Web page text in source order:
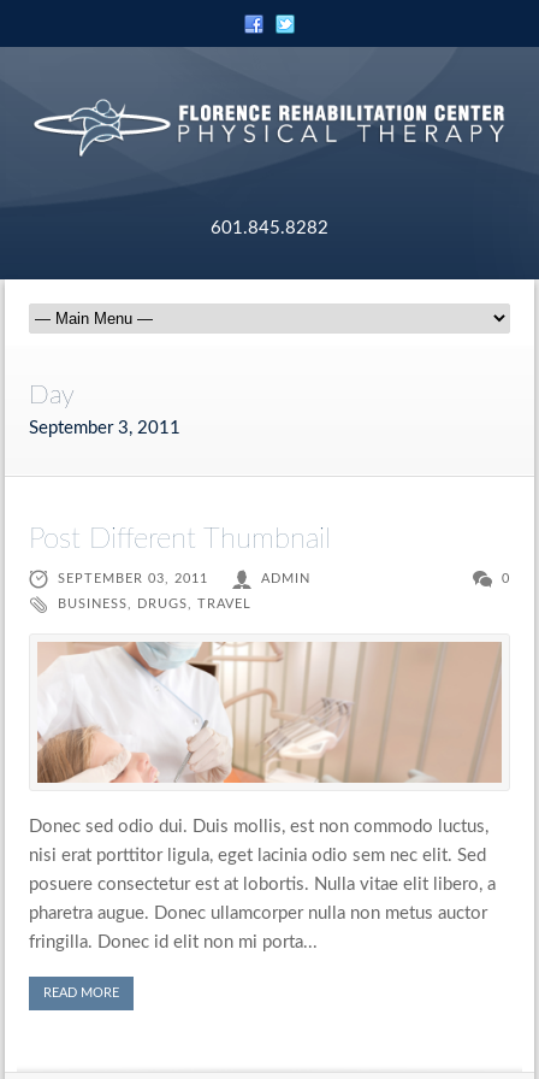
601.845.8282
Day
September 3, 2011
Post Different Thumbnail
SEPTEMBER 03, 2011 ADMIN
0
BUSINESS, DRUGS, TRAVEL
Donec sed odio dui. Duis mollis, est non commodo luctus,
nisi erat porttitor ligula, eget lacinia odio sem nec elit. Sed
posuere consectetur est at lobortis. Nulla vitae elit libero, a
pharetra augue. Donec ullamcorper nulla non metus auctor
fringilla. Donec id elit non mi porta...
READ MORE